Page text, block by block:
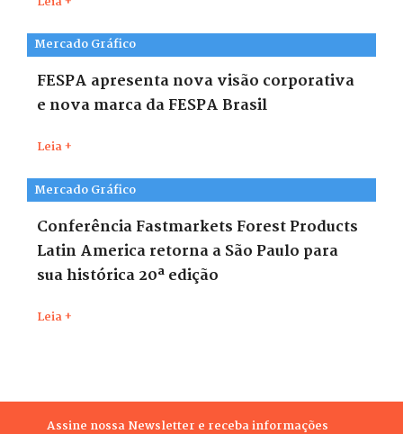
Mercado Gráfico
FESPA apresenta nova visão corporativa
e nova marca da FESPA Brasil
Leia +
Mercado Gráfico
Conferência Fastmarkets Forest Products
Latin America retorna a São Paulo para
sua histórica 20ª edição
Leia +
Assine nossa Newsletter e receba informações